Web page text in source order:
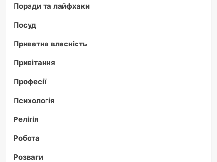
Поради та лайфхаки
Посуд
Приватна власність
Привітання
Професії
Психологія
Релігія
Робота
Розваги